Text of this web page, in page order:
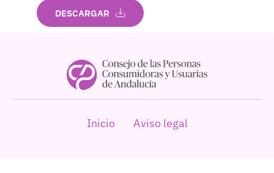
DESCARGAR
Inicio Aviso legal